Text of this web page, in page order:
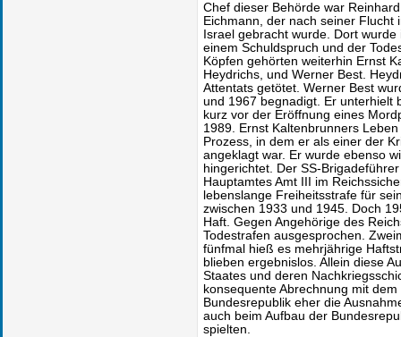
Chef dieser Behörde war
Eichmann, der nach seiner Flucht
Israel gebracht wurde. Dort
einem Schuldspruch und der
Köpfen gehörten weiterhin Ernst
Heydrichs, und Werner Best.
Attentats getötet. Werner Best
und 1967 begnadigt. Er unterhielt
kurz vor der Eröffnung eines
1989. Ernst Kaltenbrunners
Prozess, in dem er als einer der
angeklagt war. Er wurde ebenso
hingerichtet. Der SS-
Hauptamtes Amt III im
lebenslange Freiheitsstrafe für
zwischen 1933 und 1945. Doch
Haft. Gegen Angehörige des
Todestrafen ausgesprochen.
fünfmal hieß es mehrjährige
blieben ergebnislos. Allein diese
Staates und deren
konsequente Abrechnung mit
Bundesrepublik eher die
auch beim Aufbau der
spielten.